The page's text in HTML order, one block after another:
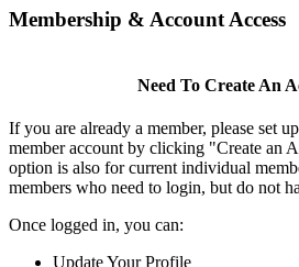
Membership & Account Access
Need To Create An
If you are already a member, please set
member account by clicking "Create an
option is also for current individual
members who need to login, but do not
Once logged in, you can:
Update Your Profile